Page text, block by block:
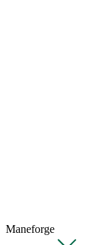
Maneforge